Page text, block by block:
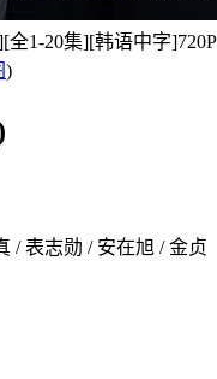
全1-20集][韩语中字
)
/ 表志勋 / 安在旭 / 金贞